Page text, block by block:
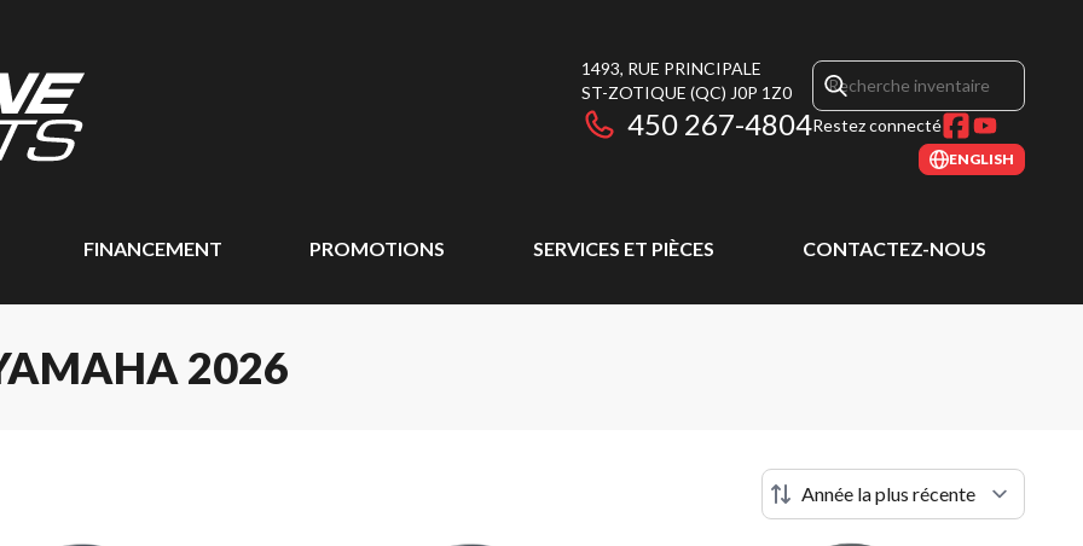
1493, RUE PRINCIPALE
ST-ZOTIQUE (QC) J0P 1Z0
450 267-4804Restez connecté
ENGLISH
FINANCEMENT PROMOTIONS SERVICES ET PIÈCES CONTACTEZ-NOUS
2026